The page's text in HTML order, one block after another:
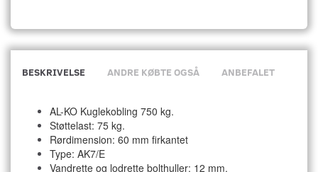
BESKRIVELSE ANDRE KØBTE OGSÅ ANBEFALET
AL-KO Kuglekobling 750 kg.
Støttelast: 75 kg.
Rørdimension: 60 mm firkantet
Type: AK7/E
Vandrette og lodrette bolthuller: 12 mm.